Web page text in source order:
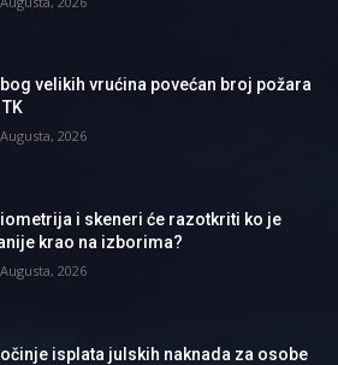
velikih vrućina povećan broj požara
TK
2026
i skeneri će razotkriti ko je
krao na izborima?
2026
isplata julskih naknada za osobe